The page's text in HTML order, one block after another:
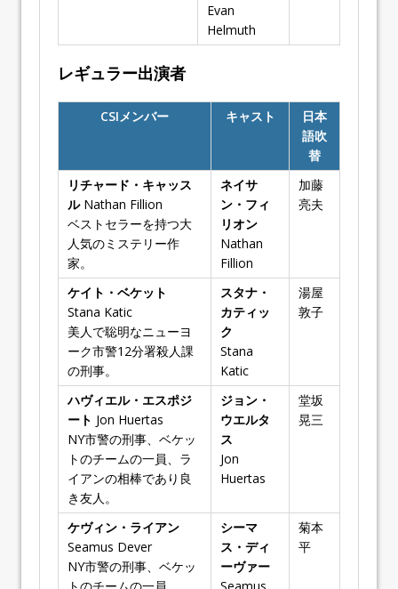
Evan
Helmuth
レギュラー出演者
CSIメンバー キャスト
日本
語吹
替
リチャード・キャッス
ル Nathan Fillion
ベストセラーを持つ大
人気のミステリー作
家。
ネイサ
ン・フィ
リオン
Nathan
Fillion
加藤
亮夫
ケイト・ベケット
Stana Katic
美人で聡明なニューヨ
ーク市警12分署殺人課
の刑事。
スタナ・
カティッ
ク
Stana
Katic
湯屋
敦子
ハヴィエル・エスポジ
ート Jon Huertas
NY市警の刑事、ベケッ
トのチームの一員、ラ
イアンの相棒であり良
き友人。
ジョン・
ウエルタ
ス
Jon
Huertas
堂坂
晃三
ケヴィン・ライアン
Seamus Dever
NY市警の刑事、ベケッ
シーマ
ス・ディ
ーヴァー
菊本
平